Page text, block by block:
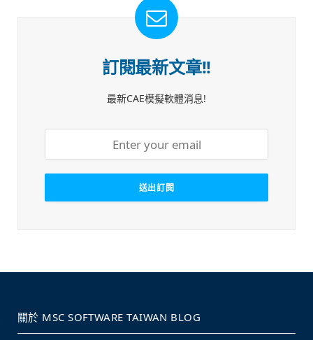
訂閱最新文章!!
最新CAE模擬軟體消息!
關於 MSC SOFTWARE TAIWAN BLOG